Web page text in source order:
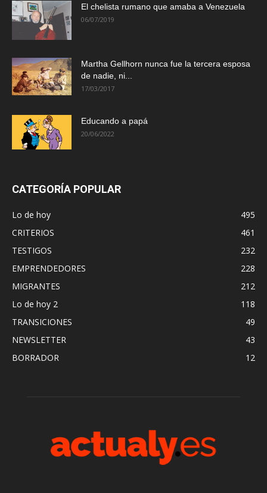
El chelista rumano que amaba a Venezuela
06/07/2019
Martha Gellhorn nunca fue la tercera esposa
de nadie, ni...
17/03/2017
Educando a papá
20/06/2022
CATEGORÍA POPULAR
Lo de hoy
495
CRITERIOS
461
TESTIGOS
232
EMPRENDEDORES
228
MIGRANTES
212
Lo de hoy 2
118
TRANSICIONES
49
NEWSLETTER
43
BORRADOR
12